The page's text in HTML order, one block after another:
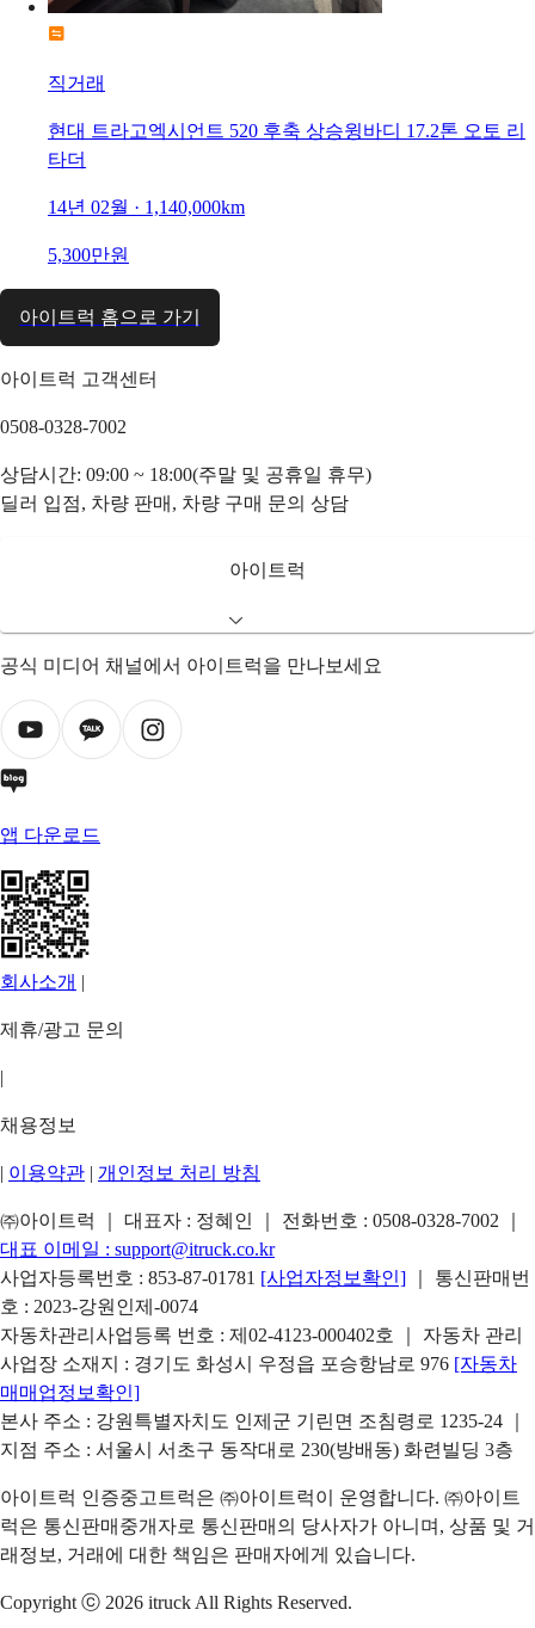
직거래
현대 트라고엑시언트 520 후축 상승윙바디 17.2톤 오토 리
타더
14년 02월 · 1,140,000km
5,300만원
아이트럭 홈으로 가기
아이트럭 고객센터
0508-0328-7002
상담시간: 09:00 ~ 18:00(주말 및 공휴일 휴무)
딜러 입점, 차량 판매, 차량 구매 문의 상담
아이트럭
공식 미디어 채널에서 아이트럭을 만나보세요
앱 다운로드
회사소개 |
제휴/광고 문의
|
채용정보
| 이용약관 | 개인정보 처리 방침
㈜아이트럭 ｜ 대표자 : 정혜인 ｜ 전화번호 : 0508-0328-7002
대표 이메일 : support@itruck.co.kr
사업자등록번호 : 853-87-01781 [사업자정보확인]
｜ 통신판매번
호 : 2023-강원인제-0074
자동차관리사업등록 번호 : 제02-4123-000402호 ｜ 자동차 관리
사업장 소재지 : 경기도 화성시 우정읍 포승항남로 976 [자동차
매매업정보확인]
본사 주소 : 강원특별자치도 인제군 기린면 조침령로 1235-24 ｜
지점 주소 : 서울시 서초구 동작대로 230(방배동) 화련빌딩 3층
아이트럭 인증중고트럭은 ㈜아이트럭이 운영합니다. ㈜아이트
럭은 통신판매중개자로 통신판매의 당사자가 아니며, 상품 및 거
래정보, 거래에 대한 책임은 판매자에게 있습니다.
Copyright ⓒ 2026 itruck All Rights Reserved.